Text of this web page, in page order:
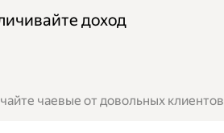
доход
чаевые от довольных клиентов